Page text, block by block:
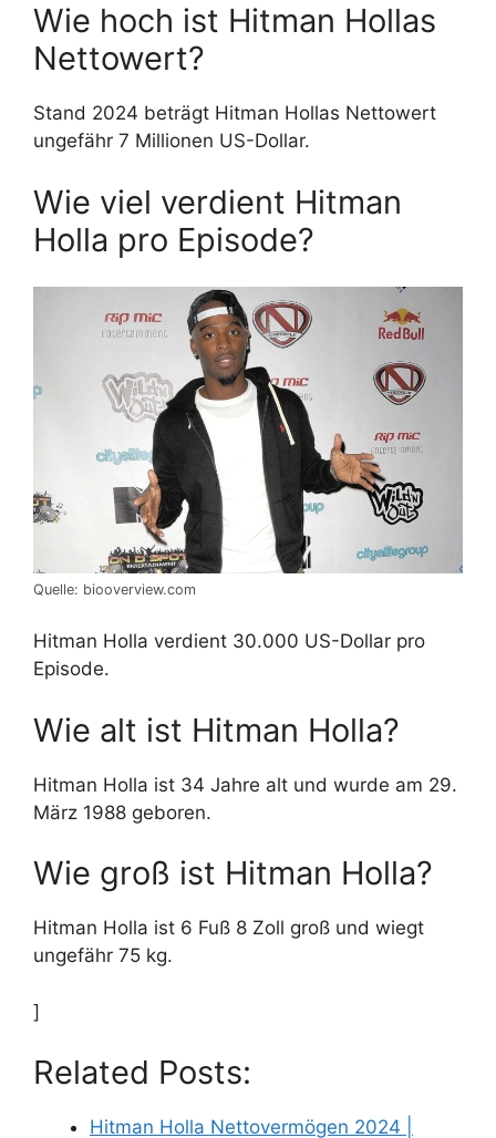
Wie hoch ist Hitman Hollas
Nettowert?
Stand 2024 beträgt Hitman Hollas Nettowert
ungefähr 7 Millionen US-Dollar.
Wie viel verdient Hitman
Holla pro Episode?
Quelle: biooverview.com
Hitman Holla verdient 30.000 US-Dollar pro
Episode.
Wie alt ist Hitman Holla?
Hitman Holla ist 34 Jahre alt und wurde am 29.
März 1988 geboren.
Wie groß ist Hitman Holla?
Hitman Holla ist 6 Fuß 8 Zoll groß und wiegt
ungefähr 75 kg.
]
Related Posts:
Hitman Holla Nettovermögen 2024 |